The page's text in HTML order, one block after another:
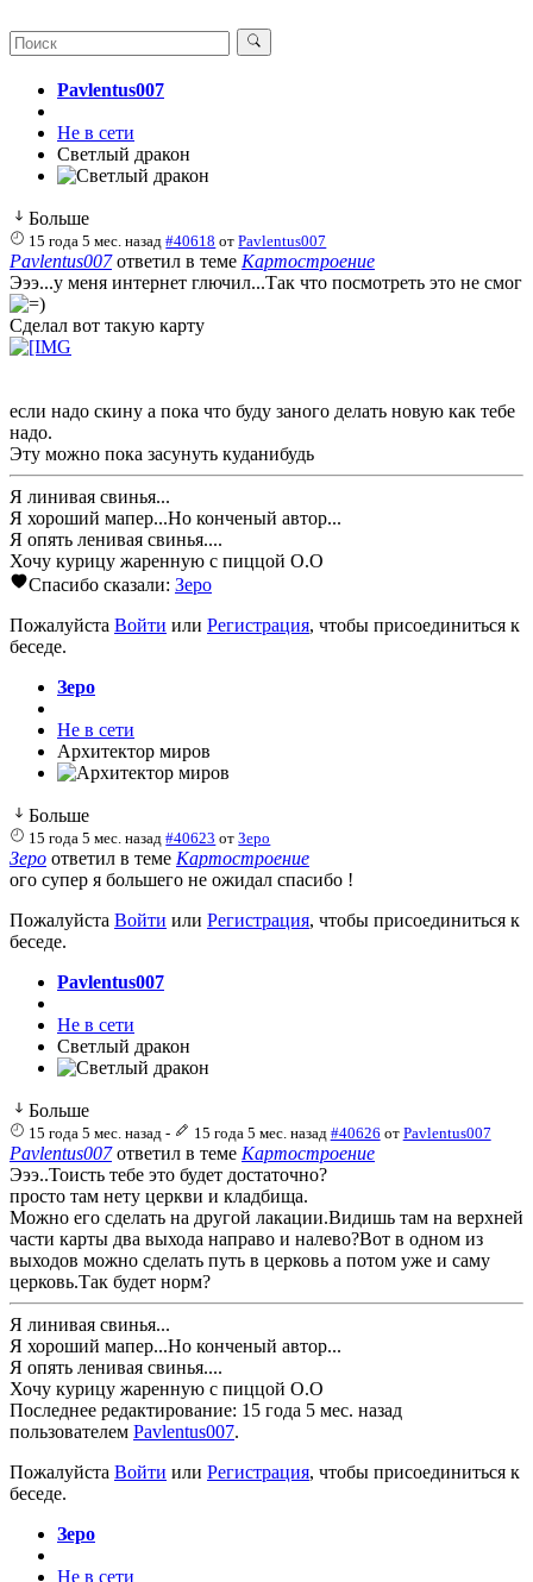
Pavlentus007
Не в сети
Светлый дракон
Больше
15 года 5 мес. назад #40618 отPavlentus007
Pavlentus007ответил в теме Картостроение
Эээ...у меня интернет глючил...Так что посмотреть это не смог
Сделал вот такую карту
если надо скину а пока что буду заного делать новую как тебе
надо.
Эту можно пока засунуть куданибудь
Я линивая свинья...
Я хороший мапер...Но конченый автор...
Я опять ленивая свинья....
Хочу курицу жаренную с пиццой О.О
Спасибо сказали: Зеро
Пожалуйста Войти или Регистрация, чтобы присоединиться к
беседе.
Зеро
Не в сети
Архитектор миров
Больше
15 года 5 мес. назад #40623 отЗеро
Зеро ответил в теме Картостроение
ого супер я большего не ожидал спасибо !
Пожалуйста Войти или Регистрация, чтобы присоединиться к
беседе.
Pavlentus007
Не в сети
Светлый дракон
Больше
15 года 5 мес. назад - 15 года 5 мес. назад #40626 от Pavlentus007
Pavlentus007ответил в теме Картостроение
Эээ..Тоисть тебе это будет достаточно?
просто там нету церкви и кладбища.
Можно его сделать на другой лакации.Видишь там на верхней
части карты два выхода направо и налево?Вот в одном из
выходов можно сделать путь в церковь а потом уже и саму
церковь.Так будет норм?
Я линивая свинья...
Я хороший мапер...Но конченый автор...
Я опять ленивая свинья....
Хочу курицу жаренную с пиццой О.О
Последнее редактирование: 15 года 5 мес. назад
пользователем Pavlentus007.
Пожалуйста Войти или Регистрация, чтобы присоединиться к
беседе.
Зеро
Не в сети